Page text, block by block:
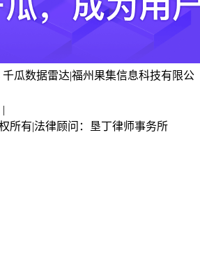
千瓜数据雷达|福州果集信息科技有限公
|
所有|法律顾问：垦丁律师事务所